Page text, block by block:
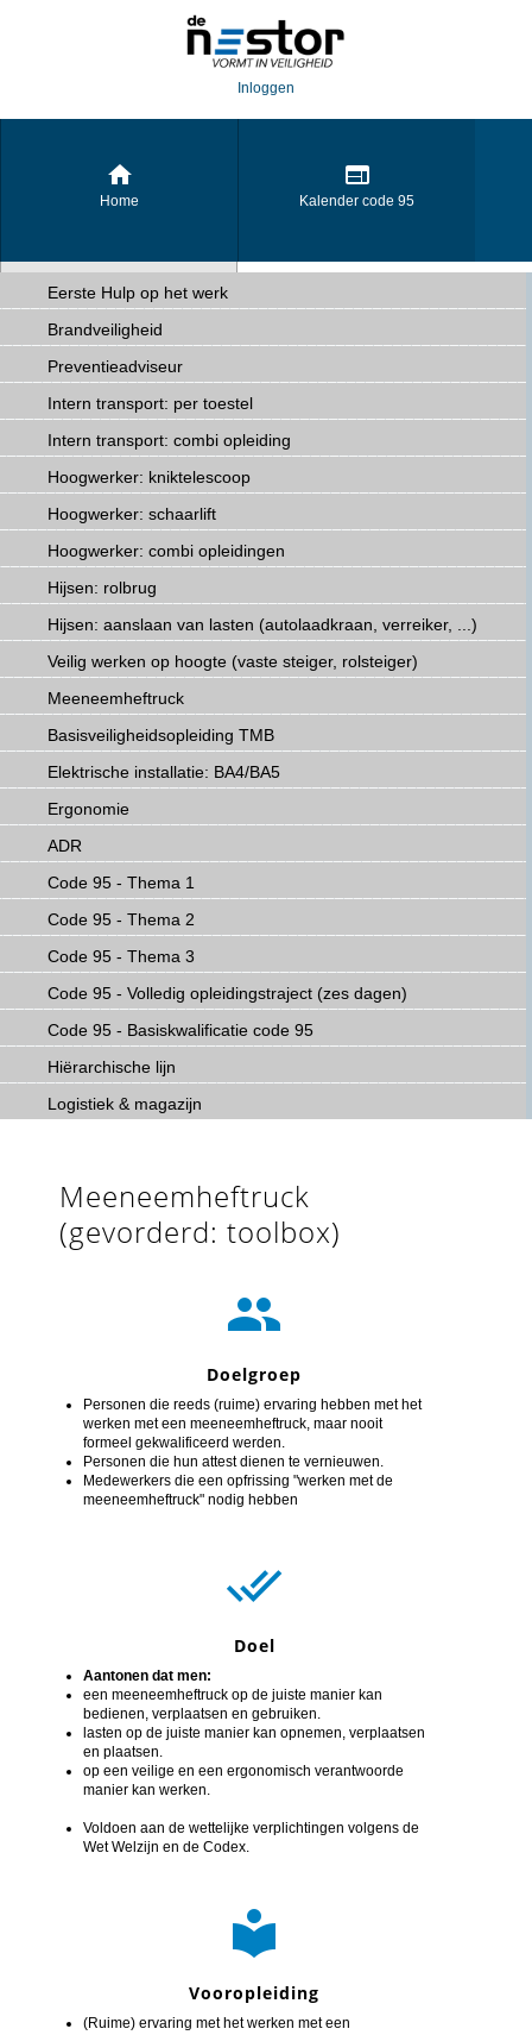
Inloggen
Home Kalender code 95
De Brandpreventiecoach
Eerste Hulp op het werk
Brandveiligheid
Preventieadviseur
Intern transport: per toestel
Intern transport: combi opleiding
Hoogwerker: kniktelescoop
Hoogwerker: schaarlift
Hoogwerker: combi opleidingen
Hijsen: rolbrug
Hijsen: aanslaan van lasten (autolaadkraan, verreiker, ...)
Veilig werken op hoogte (vaste steiger, rolsteiger)
Meeneemheftruck
Basisveiligheidsopleiding TMB
Elektrische installatie: BA4/BA5
Ergonomie
ADR
Code 95 - Thema 1
Code 95 - Thema 2
Code 95 - Thema 3
Code 95 - Volledig opleidingstraject (zes dagen)
Code 95 - Basiskwalificatie code 95
Hiërarchische lijn
Logistiek & magazijn
Meeneemheftruck
(gevorderd: toolbox)

Doelgroep
Personen die reeds (ruime) ervaring hebben met het
werken met een meeneemheftruck, maar nooit
formeel gekwalificeerd werden.
Personen die hun attest dienen te vernieuwen.
Medewerkers die een opfrissing "werken met de
meeneemheftruck" nodig hebben

Doel
Aantonen dat men:
een meeneemheftruck op de juiste manier kan
bedienen, verplaatsen en gebruiken.
lasten op de juiste manier kan opnemen, verplaatsen
en plaatsen.
op een veilige en een ergonomisch verantwoorde
manier kan werken.
Voldoen aan de wettelijke verplichtingen volgens de
Wet Welzijn en de Codex.

Vooropleiding
(Ruime) ervaring met het werken met een